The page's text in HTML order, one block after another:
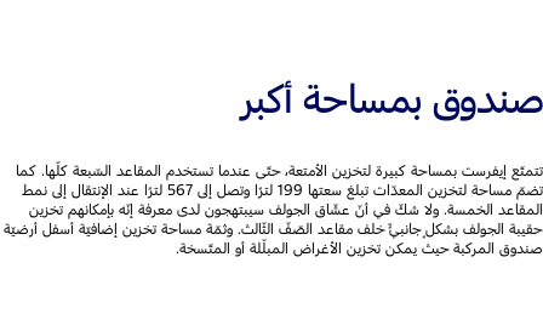
صندوق بمساحة أكبر
تتمتّع إيفرست بمساحة كبيرة لتخزين الأمتعة، حتّى عندما تستخدم المقاعد السّبعة كلّها. كما
تضمّ مساحة لتخزين المعدّات تبلغ سعتها 199 لترًا وتصل إلى 567 لترًا عند الإنتقال إلى نمط
المقاعد الخمسة. ولا شكّ في أنّ عشّاق الجولف سيبتهجون لدى معرفة إنّه بإمكانهم تخزين
حقيبة الجولف بشكلٍ جانبيٍّ خلف مقاعد الصّفّ الثّالث. وثمّة مساحة تخزين إضافيّة أسفل أرضيّة
صندوق المركبة حيث يمكن تخزين الأغراض المبلّلة أو المتّسخة.